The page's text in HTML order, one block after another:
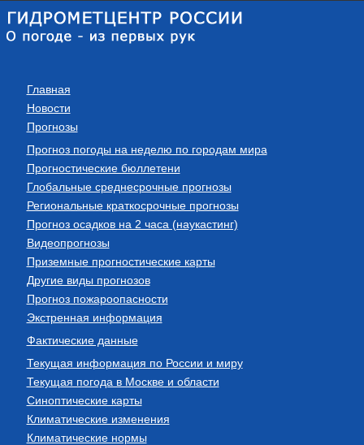
Главная
Новости
Прогнозы
Прогноз погоды на неделю по городам мира
Прогностические бюллетени
Глобальные среднесрочные прогнозы
Региональные краткосрочные прогнозы
Прогноз осадков на 2 часа (наукастинг)
Видеопрогнозы
Приземные прогностические карты
Другие виды прогнозов
Прогноз пожароопасности
Экстренная информация
Фактические данные
Текущая информация по России и миру
Текущая погода в Москве и области
Синоптические карты
Климатические изменения
Климатические нормы